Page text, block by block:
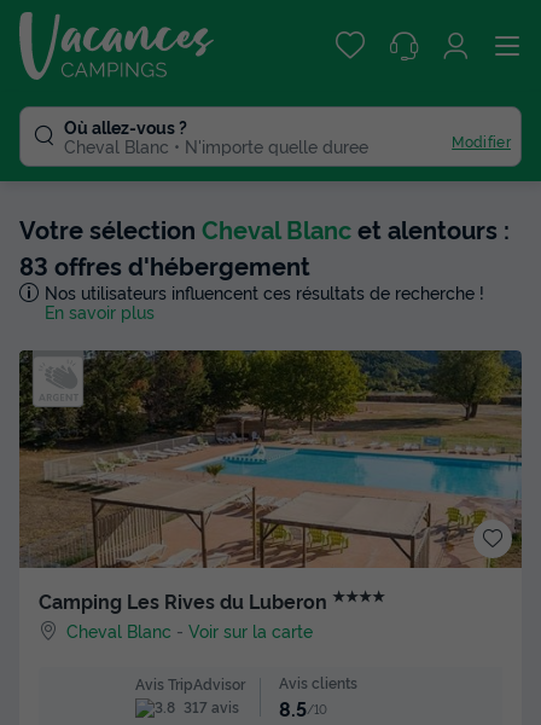
Où allez-vous ?
Cheval Blanc
N'importe quelle duree Modifier
Votre sélection Cheval Blancet alentours :
83 offres d'hébergement
Nos utilisateurs influencent ces résultats de recherche !
En savoir plus
Camping Les Rives du Luberon ★★★★
Cheval Blanc -Voir sur la carte
Avis TripAdvisor
317 avis
Avis clients
8.5/10